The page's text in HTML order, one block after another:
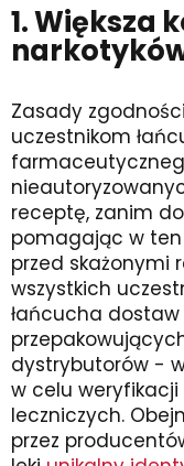
1. Większa
Zasady
uczestnikom
receptę, zanim
pomagając w
przed skażonymi
wszystkich
łańcucha
dystrybutorów -
w celu
leczniczych.
przez